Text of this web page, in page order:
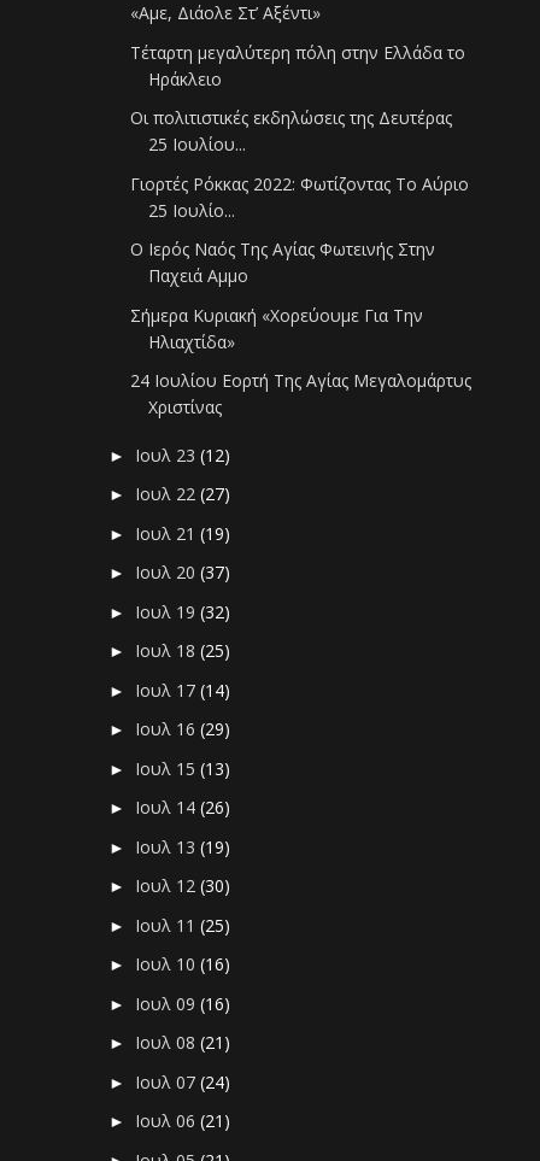
«Αμε, Διάολε Στ’ Αξέντι»
Τέταρτη μεγαλύτερη πόλη στην Ελλάδα το
Ηράκλειο
Οι πολιτιστικές εκδηλώσεις της Δευτέρας
25 Ιουλίου...
Γιορτές Ρόκκας 2022: Φωτίζοντας Το Αύριο
25 Ιουλίο...
Ο Ιερός Ναός Της Αγίας Φωτεινής Στην
Παχειά Αμμο
Σήμερα Κυριακή «Χορεύουμε Για Την
Ηλιαχτίδα»
24 Ιουλίου Εορτή Της Αγίας Μεγαλομάρτυς
Χριστίνας
► Ιουλ 23(12)
► Ιουλ 22(27)
► Ιουλ 21(19)
► Ιουλ 20(37)
► Ιουλ 19(32)
► Ιουλ 18(25)
► Ιουλ 17(14)
► Ιουλ 16(29)
► Ιουλ 15(13)
► Ιουλ 14(26)
► Ιουλ 13(19)
► Ιουλ 12(30)
► Ιουλ 11(25)
► Ιουλ 10(16)
► Ιουλ 09(16)
► Ιουλ 08(21)
► Ιουλ 07(24)
► Ιουλ 06(21)